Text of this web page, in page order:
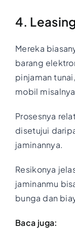
4.
Mereka
barang
pinjaman
mobil
Prosesnya
disetujui
jaminannya.
Resikonya
jaminanmu
bunga dan
Baca juga: